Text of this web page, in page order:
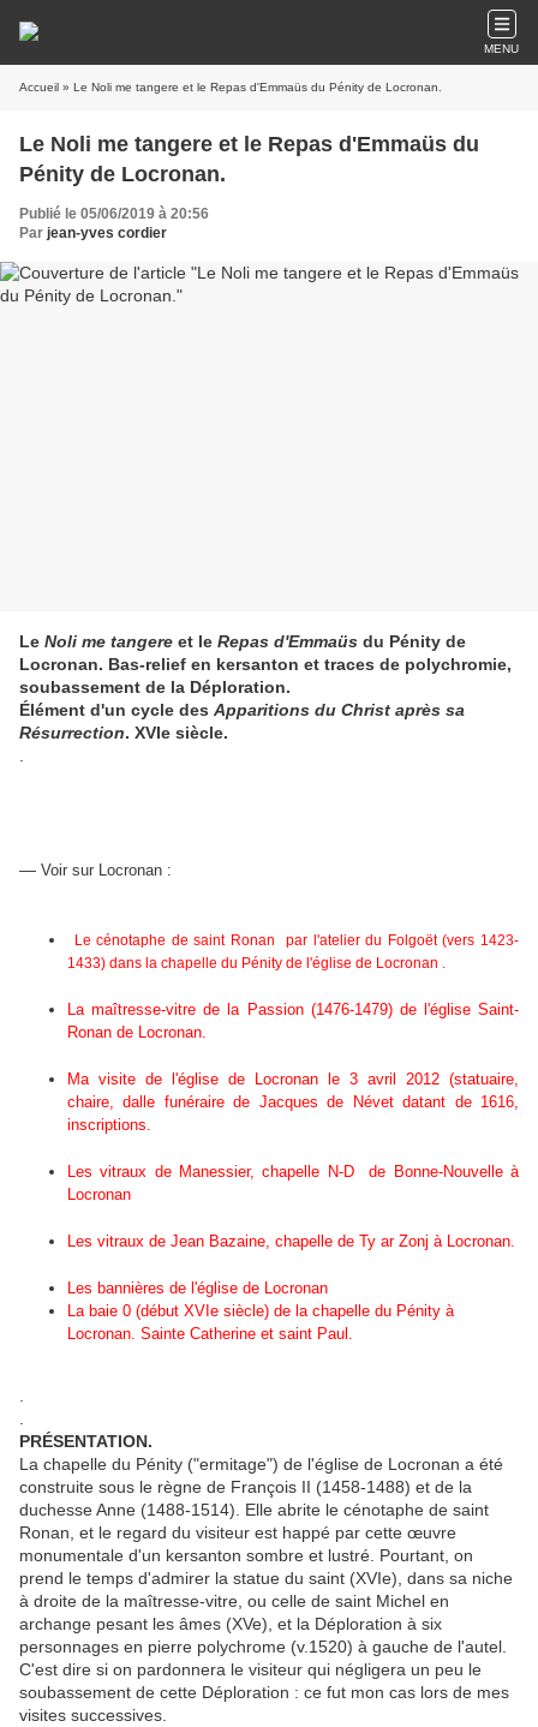
MENU
Accueil » Le Noli me tangere et le Repas d'Emmaüs du Pénity de Locronan.
Le Noli me tangere et le Repas d'Emmaüs du
Pénity de Locronan.
Publié le 05/06/2019 à 20:56
Par jean-yves cordier
Le Noli me tangere et le Repas d'Emmaüs du Pénity de
Locronan. Bas-relief en kersanton et traces de polychromie,
soubassement de la Déploration.
Élément d'un cycle des Apparitions du Christ après sa
Résurrection. XVIe siècle.
— Voir sur Locronan :
Le cénotaphe de saint Ronan par l'atelier du Folgoët (vers 1423-
1433) dans la chapelle du Pénity de l'église de Locronan .
La maîtresse-vitre de la Passion (1476-1479) de l'église Saint-
Ronan de Locronan.
Ma visite de l'église de Locronan le 3 avril 2012 (statuaire,
chaire, dalle funéraire de Jacques de Névet datant de 1616,
inscriptions.
Les vitraux de Manessier, chapelle N-D de Bonne-Nouvelle à
Locronan
Les vitraux de Jean Bazaine, chapelle de Ty ar Zonj à Locronan.
Les bannières de l'église de Locronan
La baie 0 (début XVIe siècle) de la chapelle du Pénity à
Locronan. Sainte Catherine et saint Paul.
.
.
PRÉSENTATION.
La chapelle du Pénity ("ermitage") de l'église de Locronan a été
construite sous le règne de François II (1458-1488) et de la
duchesse Anne (1488-1514). Elle abrite le cénotaphe de saint
Ronan, et le regard du visiteur est happé par cette œuvre
monumentale d'un kersanton sombre et lustré. Pourtant, on
prend le temps d'admirer la statue du saint (XVIe), dans sa niche
à droite de la maîtresse-vitre, ou celle de saint Michel en
archange pesant les âmes (XVe), et la Déploration à six
personnages en pierre polychrome (v.1520) à gauche de l'autel.
C'est dire si on pardonnera le visiteur qui négligera un peu le
soubassement de cette Déploration : ce fut mon cas lors de mes
visites successives.